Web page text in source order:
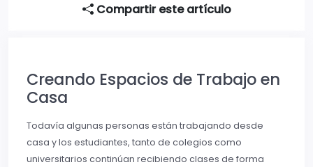
Compartir este artículo
Creando Espacios de Trabajo en
Casa
Todavía algunas personas están trabajando desde
casa y los estudiantes, tanto de colegios como
universitarios continúan recibiendo clases de forma